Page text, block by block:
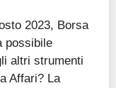
2023, Borsa
possibile
altri strumenti
Affari? La